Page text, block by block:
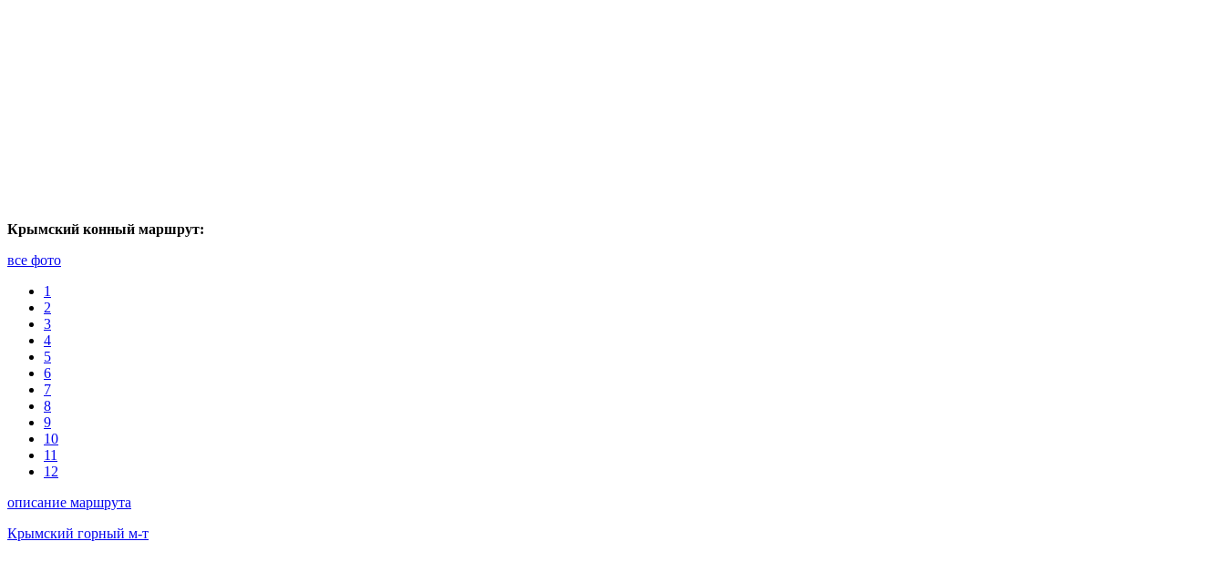
Крымский конный маршрут:
все фото
1
2
3
4
5
6
7
8
9
10
11
12
описание маршрута
Крымский горный м-т